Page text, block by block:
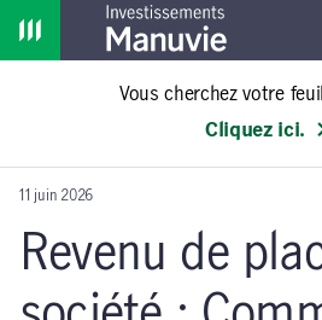
Home
Vous cherchez votre
Cliquez ici.
11 juin 2026
Revenu de